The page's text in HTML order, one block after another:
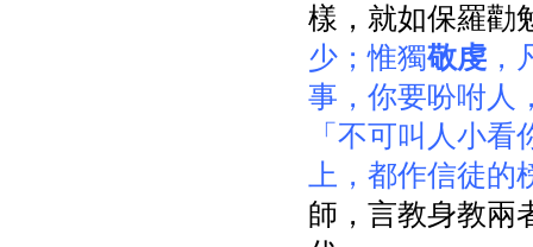
樣，就如保羅勸
少；惟獨敬虔，
事，你要吩咐人
「不可叫人小
上，都作信徒的
師，言教身教兩